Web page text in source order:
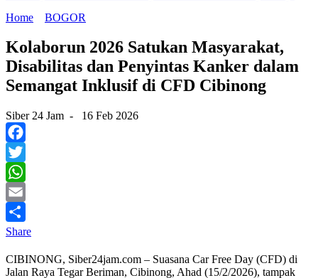
Home
BOGOR
Kolaborun 2026 Satukan Masyarakat,
Disabilitas dan Penyintas Kanker dalam
Semangat Inklusif di CFD Cibinong
Siber 24 Jam - 16 Feb 2026
Facebook
Twitter
WhatsApp
Email
Share
CIBINONG, Siber24jam.com – Suasana Car Free Day (CFD) di
Jalan Raya Tegar Beriman, Cibinong, Ahad (15/2/2026), tampak